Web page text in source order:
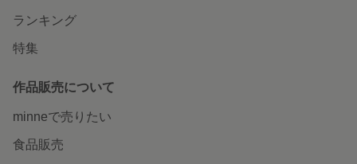
ランキング
特集
作品販売について
minneで売りたい
食品販売